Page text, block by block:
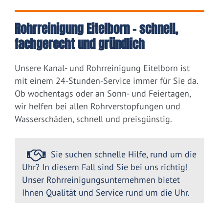
Rohrreinigung Eitelborn – schnell,
fachgerecht und gründlich
Unsere Kanal- und Rohrreinigung Eitelborn ist
mit einem 24-Stunden-Service immer für Sie da.
Ob wochentags oder an Sonn- und Feiertagen,
wir helfen bei allen Rohrverstopfungen und
Wasserschäden, schnell und preisgünstig.
Sie suchen schnelle Hilfe, rund um die
Uhr? In diesem Fall sind Sie bei uns richtig!
Unser Rohrreinigungsunternehmen bietet
Ihnen Qualität und Service rund um die Uhr.